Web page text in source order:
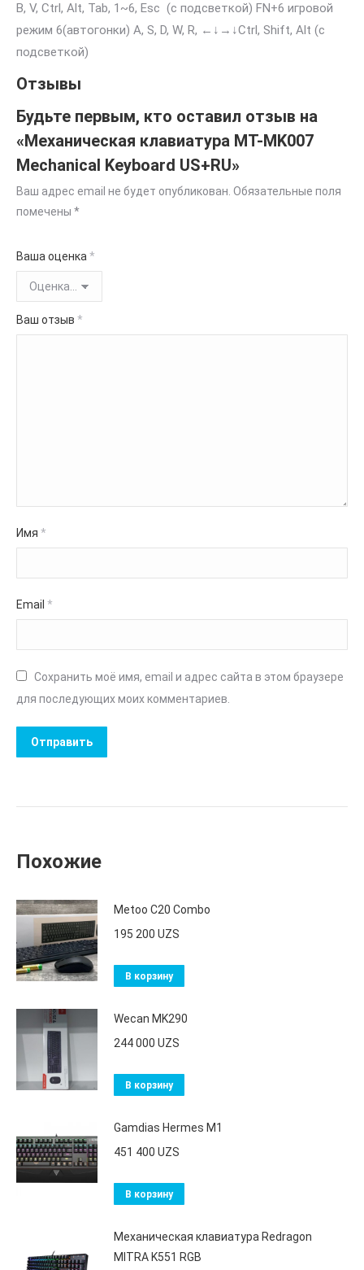
B, V, Ctrl, Alt, Tab, 1~6, Esc (с подсветкой) FN+6 игровой
режим 6(автогонки) A, S, D, W, R, ←↓→↓Ctrl, Shift, Alt (с
подсветкой)
Отзывы
Будьте первым, кто оставил отзыв на
«Механическая клавиатура MT-MK007
Mechanical Keyboard US+RU»
Ваш адрес email не будет опубликован. Обязательные поля
помечены *
Ваша оценка *
Ваш отзыв *
Имя *
Email *
Сохранить моё имя, email и адрес сайта в этом браузере
для последующих моих комментариев.
Похожие
Metoo C20 Combo
195 200 UZS
В корзину
Wecan MK290
244 000 UZS
В корзину
Gamdias Hermes M1
451 400 UZS
В корзину
Механическая клавиатура Redragon
MITRA K551 RGB